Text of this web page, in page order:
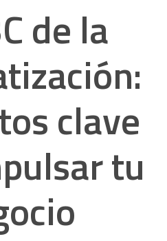
de la
clave
tu